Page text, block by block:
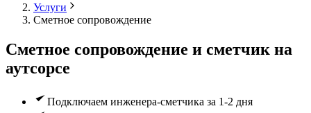
Услуги
Сметное сопровождение
Сметное сопровождение и сметчик на
аутсорсе
Подключаем инженера-сметчика за 1-2 дня